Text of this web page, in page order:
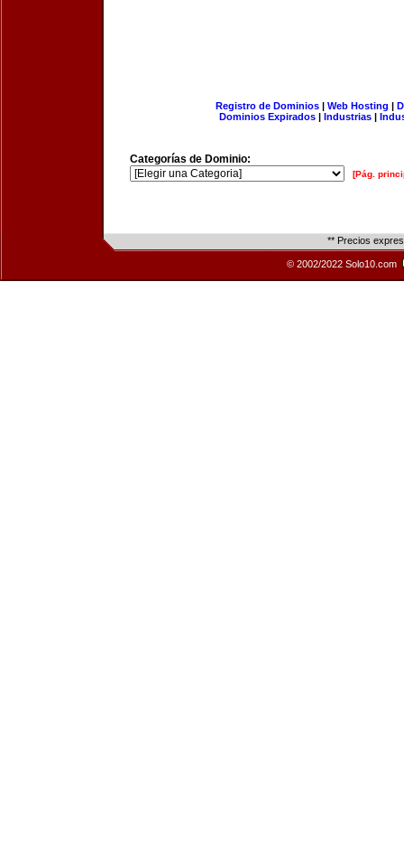
Registro de Dominios| Web Hosting |
Dominios Expirados | Industrias |
Categorías de Dominio:
[Pág.
** Precios
© 2002/2022 Solo10.com